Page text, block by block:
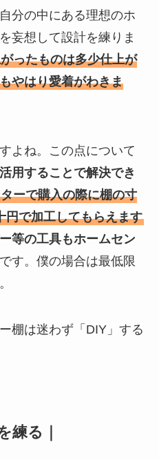
分の中にある理想のホ
妄想して設計を練りま
ったものは多少仕上が
やはり愛着がわきま
よね。この点について
用することで解決でき
ーで購入の際に棚の寸
円で加工してもらえます
等の工具もホームセン
す。僕の場合は最低限
棚は迷わず「DIY」する
練る｜